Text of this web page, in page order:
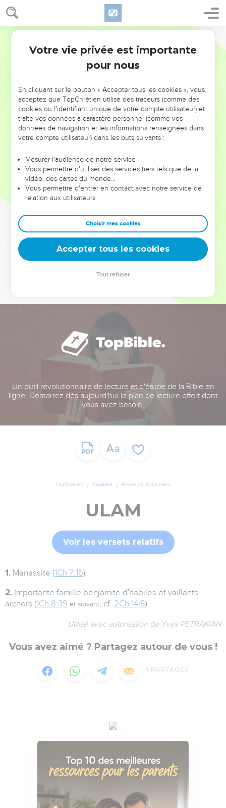
NE MANQUEZ PAS L’ÉVÉNEMENT
DE L’ANNÉE !
ET SI LEURS ERREURS POUVAIENT VOUS ÉVITER LES
VOTRES ?
leur foi ou leur vision. Mais on voit moins les doutes, les erreurs
et les saisons difficiles qu'ils ont traversés, alors même que ce
sont elles qui les ont façonnés.
Dans cette conférence, leaders, entrepreneurs, et responsables
clés pour avancer avec plus de sagesse afin que leurs erreurs
deviennent vos tremplins. Que vous guidiez un ministère, une
équipe, un groupe ou une famille, leur expérience est faite
Un outil révolutionnaire de lecture et d'étude de la Bible en
ligne. Démarrez dès aujourd'hui le plan de lecture offert dont
vous avez besoin.
TopChrétien TopBible Entrée de dictionnaire
ULAM
Voir les versets relatifs
1. Manassite (1Ch 7:16).
2. Importante famille benjamite d'habiles et vaillants
archers (1Ch 8:39 et suivant, cf. 2Ch 14:8).
Utilisé avec autorisation de Yves PETRAKIAN
Vous avez aimé ? Partagez autour de vous !
1 PARTAGES
Votre vie privée est importante
pour nous
En cliquant sur le bouton « Accepter tous les cookies », vous
acceptez que TopChrétien utilise des traceurs (comme des
cookies ou l'identifiant unique de votre compte utilisateur) et
traite vos données à caractère personnel (comme vos
données de navigation et les informations renseignées dans
votre compte utilisateur) dans les buts suivants :
Mesurer l'audience de notre service
Vous permettre d'utiliser des services tiers tels que de la
vidéo, des cartes du monde…
Vous permettre d'entrer en contact avec notre service de
relation aux utilisateurs.
Choisir mes cookies
Accepter tous les cookies
Tout refuser